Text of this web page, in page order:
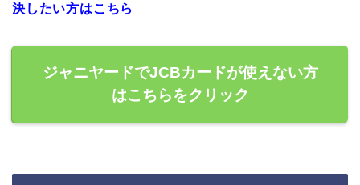
決したい方はこちら
ジャニヤードでJCBカードが使えない方
はこちらをクリック